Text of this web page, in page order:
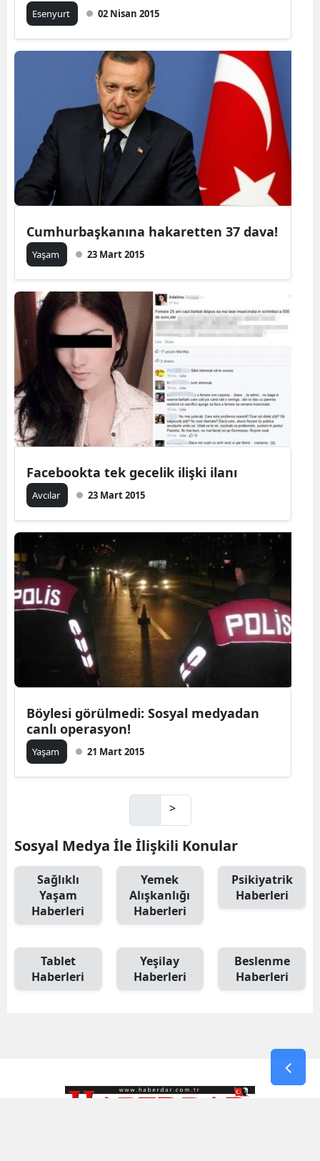
Esenyurt 02 Nisan 2015
Cumhurbaşkanına hakaretten 37 dava!
Yaşam 23 Mart 2015
Facebookta tek gecelik ilişki ilanı
Avcılar 23 Mart 2015
Böylesi görülmedi: Sosyal medyadan
canlı operasyon!
Yaşam 21 Mart 2015
>
Sosyal Medya İle İlişkili Konular
Sağlıklı
Yaşam
Haberleri
Yemek
Alışkanlığı
Haberleri
Psikiyatrik
Haberleri
Tablet
Haberleri
Yeşilay
Haberleri
Beslenme
Haberleri